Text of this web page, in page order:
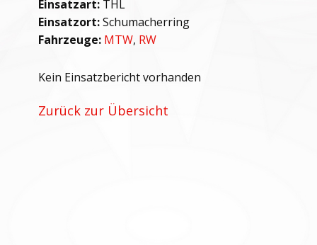
Einsatzart: THL
Einsatzort:Schumacherring
Fahrzeuge: MTW, RW
Kein Einsatzbericht vorhanden
Zurück zur Übersicht